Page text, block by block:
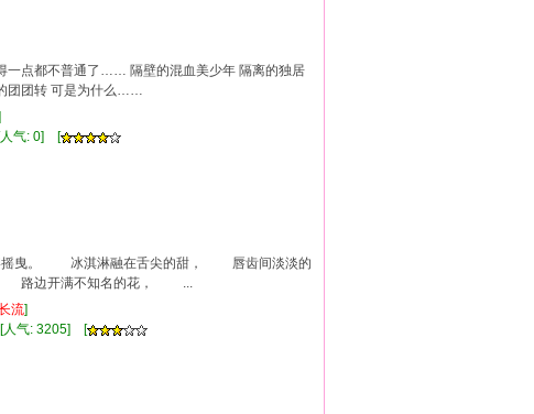
一点都不普通了…… 隔壁的混血美少年 隔离的独居
团团转 可是为什么……
人气: 0] [
曳。 冰淇淋融在舌尖的甜， 唇齿间淡淡的
路边开满不知名的花， ...
流]
人气: 3205] [